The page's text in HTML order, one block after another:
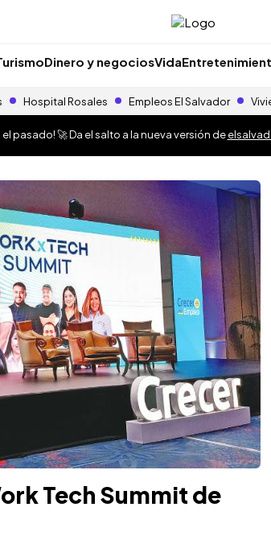
Dinero y negociosVida
Hospital Rosales Empleos El Salvador
pasado! 🚀 Da el salto a la nueva versión de
Tech Summit de